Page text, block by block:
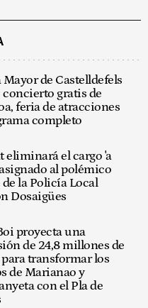
Mayor de Castelldefels
concierto gratis de
feria de atracciones
completo
eliminará el cargo 'a
al polémico
de la Policía Local
Dosaigües
proyecta una
de 24,8 millones de
transformar los
de Marianao y
con el Pla de